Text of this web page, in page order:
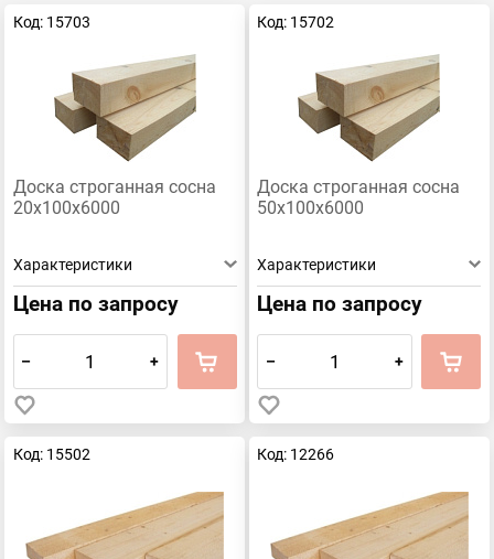
Код: 15703
Доска строганная сосна
20х100х6000
Характеристики
Цена по запросу
– +
Код: 15702
Доска строганная сосна
50х100х6000
Характеристики
Цена по запросу
– +
Код: 15502 Код: 12266